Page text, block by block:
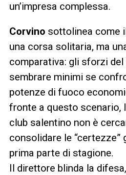
un’impresa complessa.
Corvino sottolinea come
una corsa solitaria, ma
comparativa: gli sforzi
sembrare minimi se
potenze di fuoco
fronte a questo scenario,
club salentino non è
consolidare le “certezze”
prima parte di stagione.
Il direttore blinda la